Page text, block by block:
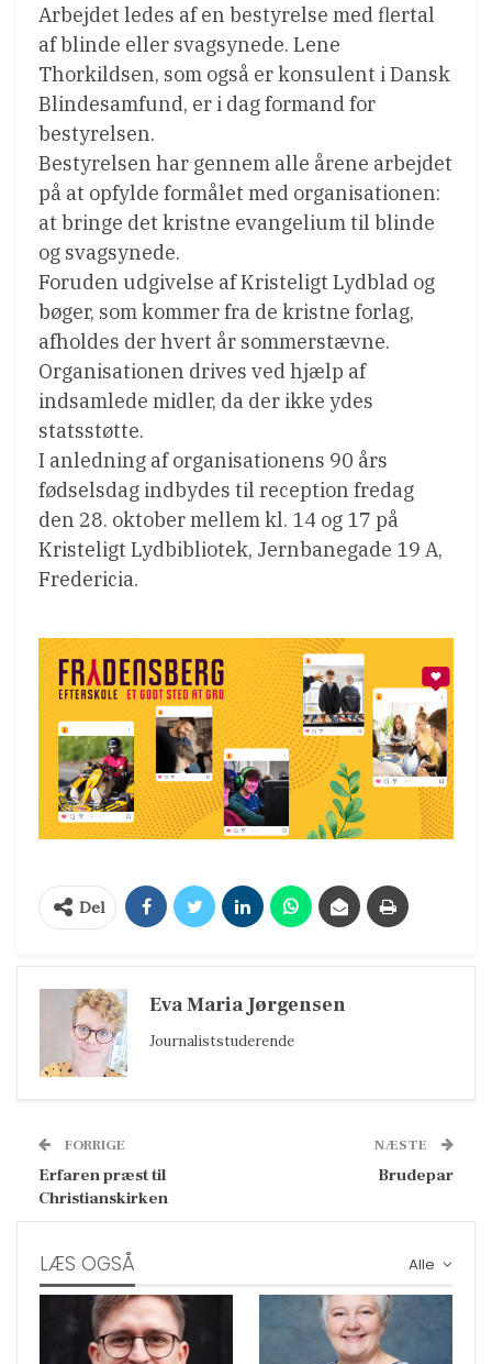
Arbejdet ledes af en bestyrelse med flertal
af blinde eller svagsynede. Lene
Thorkildsen, som også er konsulent i Dansk
Blindesamfund, er i dag formand for
bestyrelsen.
Bestyrelsen har gennem alle årene arbejdet
på at opfylde formålet med organisationen:
at bringe det kristne evangelium til blinde
og svagsynede.
Foruden udgivelse af Kristeligt Lydblad og
bøger, som kommer fra de kristne forlag,
afholdes der hvert år sommerstævne.
Organisationen drives ved hjælp af
indsamlede midler, da der ikke ydes
statsstøtte.
I anledning af organisationens 90 års
fødselsdag indbydes til reception fredag
den 28. oktober mellem kl. 14 og 17 på
Kristeligt Lydbibliotek, Jernbanegade 19 A,
Fredericia.
Del
Eva Maria Jørgensen
Journaliststuderende
FORRIGE
Erfaren præst til
Christianskirken
NÆSTE
Brudepar
Alle
LÆS OGSÅ